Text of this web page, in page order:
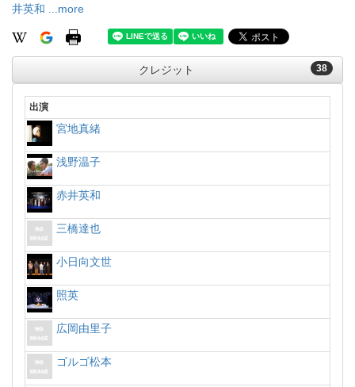
井英和
...more
38
クレジット
出演
宮地真緒
浅野温子
赤井英和
三橋達也
小日向文世
照英
広岡由里子
ゴルゴ松本